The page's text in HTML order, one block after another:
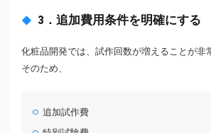
3．追加費用条件を明確にする
化粧品開発では、試作回数が増えることが非
そのため、
追加試作費